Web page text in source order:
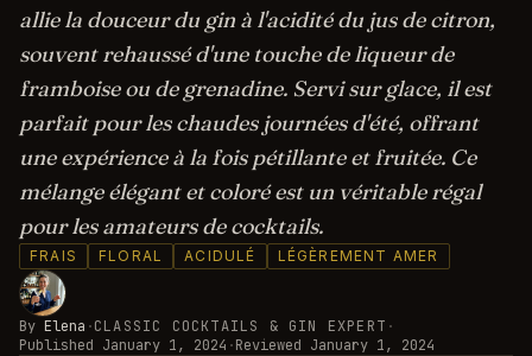
allie la douceur du gin à l'acidité du jus de citron,
souvent rehaussé d'une touche de liqueur de
framboise ou de grenadine. Servi sur glace, il est
parfait pour les chaudes journées d'été, offrant
une expérience à la fois pétillante et fruitée. Ce
mélange élégant et coloré est un véritable régal
pour les amateurs de cocktails.
FRAIS FLORAL ACIDULÉ LÉGÈREMENT AMER
By Elena ·CLASSIC COCKTAILS & GIN EXPERT ·
Published January 1, 2024 ·Reviewed January 1, 2024